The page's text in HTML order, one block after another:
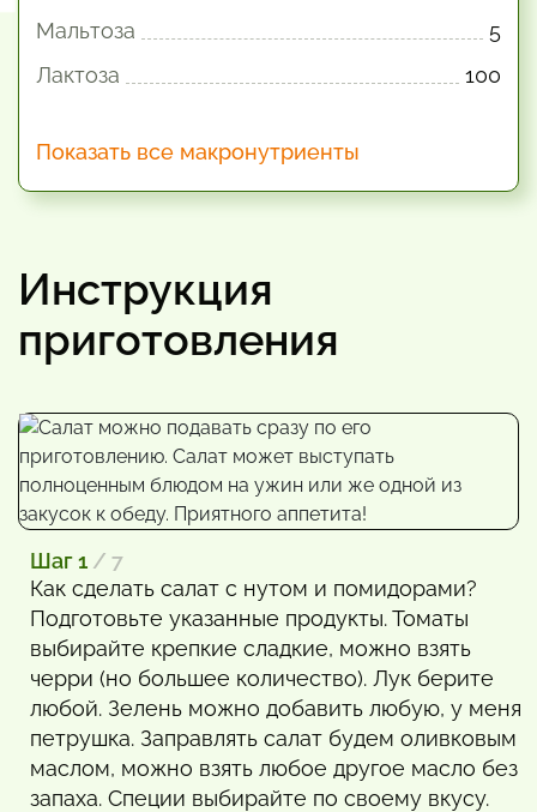
Мальтоза
5
Лактоза
100
Показать все макронутриенты
Инструкция
приготовления
Шаг 1 / 7
Как сделать салат с нутом и помидорами?
Подготовьте указанные продукты. Томаты
выбирайте крепкие сладкие, можно взять
черри (но большее количество). Лук берите
любой. Зелень можно добавить любую, у меня
петрушка. Заправлять салат будем оливковым
маслом, можно взять любое другое масло без
запаха. Специи выбирайте по своему вкусу.